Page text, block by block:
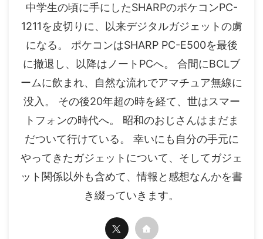
中学生の頃に手にしたSHARPのポケコンPC-
1211を皮切りに、以来デジタルガジェットの虜
になる。 ポケコンはSHARP PC-E500を最後
に撤退し、以降はノートPCへ。 合間にBCLブ
ームに飲まれ、自然な流れでアマチュア無線に
没入。 その後20年超の時を経て、世はスマー
トフォンの時代へ。 昭和のおじさんはまだま
だついて行けている。 幸いにも自分の手元に
やってきたガジェットについて、そしてガジェ
ット関係以外も含めて、情報と感想なんかを書
き綴っていきます。